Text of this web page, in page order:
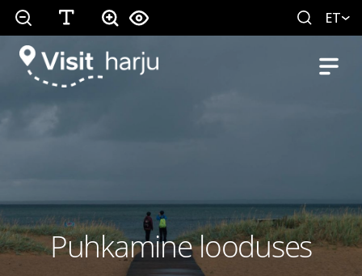
ET
Puhkamine looduses